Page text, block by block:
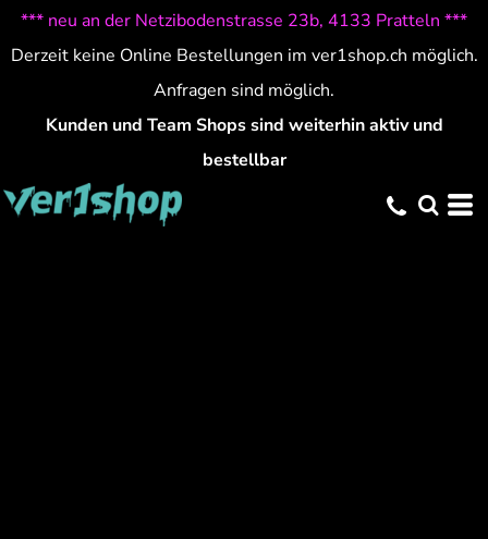
*** neu an der Netzibodenstrasse 23b, 4133 Pratteln ***
Derzeit keine Online Bestellungen im ver1shop.ch möglich.
Anfragen sind möglich.
Kunden und Team Shops sind weiterhin aktiv und
bestellbar